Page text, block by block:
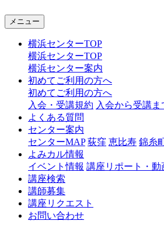
メニュー
横浜センターTOP
横浜センターTOP
横浜センター案内
初めてご利用の方へ
初めてご利用の方へ
入会・受講規約 入会から受講ま
よくある質問
センター案内
センターMAP 荻窪 恵比寿 錦糸
よみカル情報
イベント情報 講座リポート・動
講座検索
講師募集
講座リクエスト
お問い合わせ